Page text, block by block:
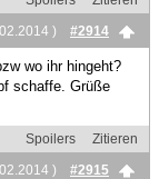
)
#2914
wo ihr hingeht?
schaffe. Grüße
Spoilers
Zitieren
)
#2915